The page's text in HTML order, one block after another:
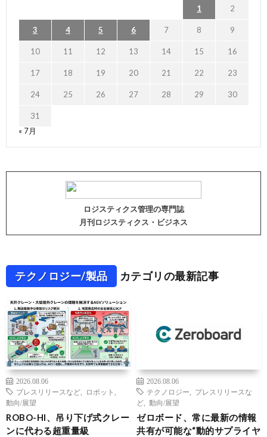
1 2
3 4 5 6 7 8 9
10 11 12 13 14 15 16
17 18 19 20 21 22 23
24 25 26 27 28 29 30
31
« 7月
ロジスティクス管理の専門誌
月刊ロジスティクス・ビジネス
テクノロジー/製品 カテゴリの最新記事
2026.08.06
プレスリリースなど
ロボット
動向/展望
ROBO-HI、吊り下げ式クレー
ンに代わる超重量級
2026.08.06
テクノロジー
プレスリリースな
ど
動向/展望
ゼロボード、常に最新の情報
共有が可能な“動的サプライヤ